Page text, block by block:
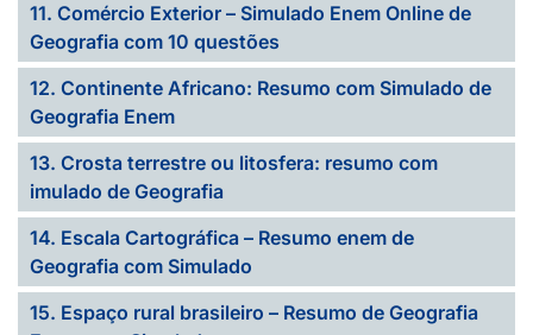
11. Comércio Exterior – Simulado Enem Online de
Geografia com 10 questões
12. Continente Africano: Resumo com Simulado de
Geografia Enem
13. Crosta terrestre ou litosfera: resumo com
imulado de Geografia
14. Escala Cartográfica – Resumo enem de
Geografia com Simulado
15. Espaço rural brasileiro – Resumo de Geografia